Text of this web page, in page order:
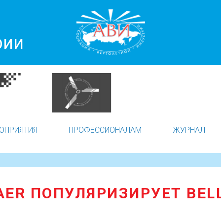
ПРОФЕССИОНАЛАМ ЖУРНАЛ
ПОПУЛЯРИЗИРУЕТ